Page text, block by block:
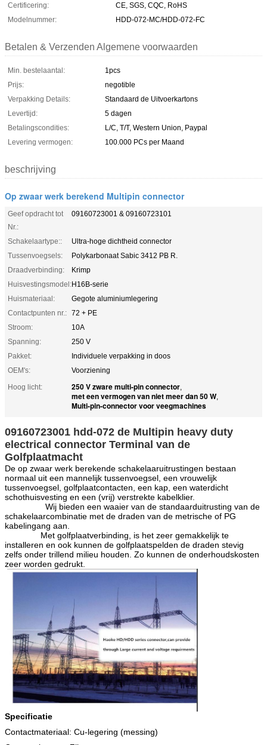
Certificering:
CE, SGS, CQC, RoHS
Modelnummer:
HDD-072-MC/HDD-072-FC
Betalen & Verzenden Algemene voorwaarden
Min. bestelaantal:
1pcs
Prijs:
negotible
Verpakking Details:
Standaard de Uitvoerkartons
Levertijd:
5 dagen
Betalingscondities:
L/C, T/T, Western Union, Paypal
Levering vermogen:
100.000 PCs per Maand
beschrijving
Op zwaar werk berekend Multipin connector
Geef opdracht tot
Nr.:
09160723001 & 09160723101
Schakelaartype::
Ultra-hoge dichtheid connector
Tussenvoegsels:
Polykarbonaat Sabic 3412 PB R.
Draadverbinding:
Krimp
Huisvestingsmodel:H16B-serie
Huismateriaal:
Gegote aluminiumlegering
Contactpunten nr.: 72 + PE
Stroom:
10A
Spanning:
250 V
Pakket:
Individuele verpakking in doos
OEM's:
Voorziening
Hoog licht:
250 V zware multi-pin connector,
met een vermogen van niet meer dan 50 W,
Multi-pin-connector voor veegmachines
09160723001 hdd-072 de Multipin heavy duty
electrical connector Terminal van de
Golfplaatmacht
De op zwaar werk berekende schakelaaruitrustingen bestaan
normaal uit een mannelijk tussenvoegsel, een vrouwelijk
tussenvoegsel, golfplaatcontacten, een kap, een waterdicht
schothuisvesting en een (vrij) verstrekte kabelklier.
Wij bieden een waaier van de standaarduitrusting van de
schakelaarcombinatie met de draden van de metrische of PG
kabelingang aan.
Met golfplaatverbinding, is het zeer gemakkelijk te
installeren en ook kunnen de golfplaatspelden de draden stevig
zelfs onder trillend milieu houden. Zo kunnen de onderhoudskosten
zeer worden gedrukt.
Specificatie
Contactmateriaal: Cu-legering (messing)